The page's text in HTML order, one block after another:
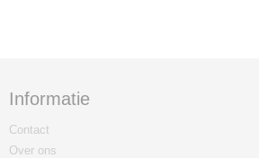
Informatie
Contact
Over ons